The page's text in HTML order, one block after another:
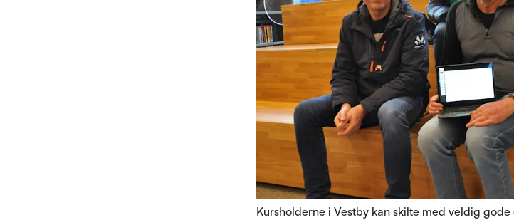
Kursholderne i Vestby kan skilte med veldig